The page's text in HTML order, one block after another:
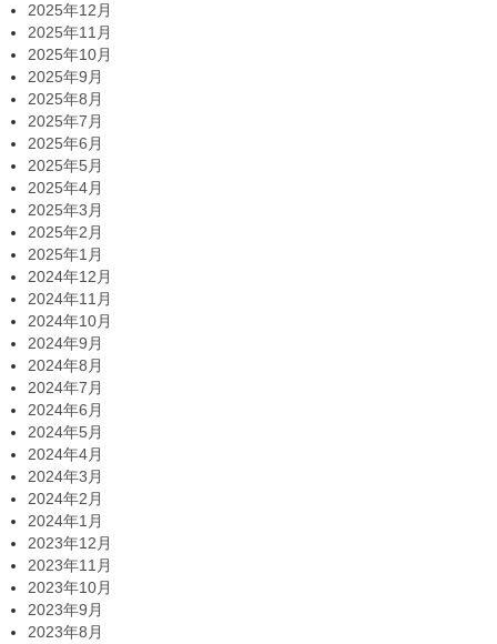
2025年12月
2025年11月
2025年10月
2025年9月
2025年8月
2025年7月
2025年6月
2025年5月
2025年4月
2025年3月
2025年2月
2025年1月
2024年12月
2024年11月
2024年10月
2024年9月
2024年8月
2024年7月
2024年6月
2024年5月
2024年4月
2024年3月
2024年2月
2024年1月
2023年12月
2023年11月
2023年10月
2023年9月
2023年8月